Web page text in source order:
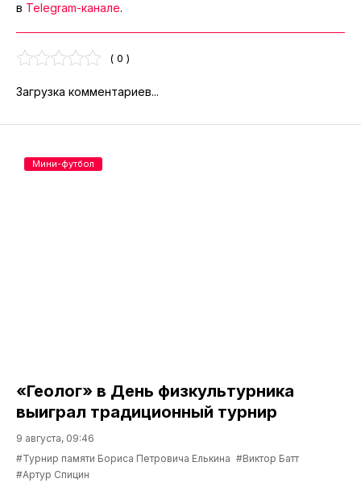
в Telegram-канале.
( 0 )
Загрузка комментариев...
«Геолог» в День физкультурника
выиграл традиционный турнир
9 августа, 09:46
#Турнир памяти Бориса Петровича Елькина #Виктор Батт
#Артур Спицин
Мини-футбол